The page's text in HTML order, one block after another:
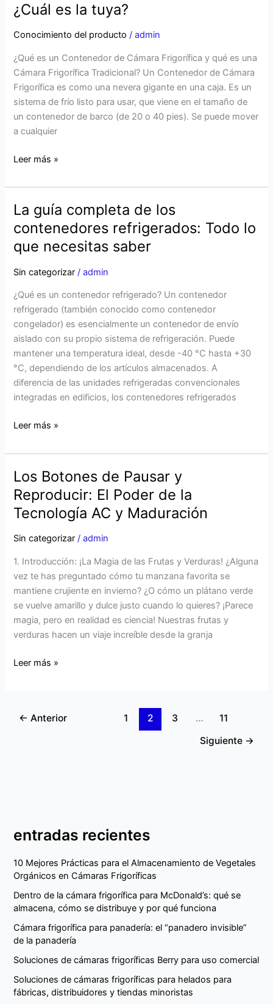
¿Cuál es la tuya?
Conocimiento del producto /admin
¿Qué es un Contenedor de Cámara Frigorífica y qué es una
Cámara Frigorífica Tradicional? Un Contenedor de Cámara
Frigorífica es como una nevera gigante en una caja. Es un
sistema de frío listo para usar, que viene en el tamaño de
un contenedor de barco (de 20 o 40 pies). Se puede mover
a cualquier
Frigorífica
vs.
Frigorífica
Tradicional:
¿Cuál
es
la
tuya?
Leer más »
La guía completa de los
contenedores refrigerados: Todo lo
que necesitas saber
Sin categorizar /admin
¿Qué es un contenedor refrigerado? Un contenedor
refrigerado (también conocido como contenedor
congelador) es esencialmente un contenedor de envío
aislado con su propio sistema de refrigeración. Puede
mantener una temperatura ideal, desde -40 °C hasta +30
°C, dependiendo de los artículos almacenados. A
diferencia de las unidades refrigeradas convencionales
integradas en edificios, los contenedores refrigerados
La
completa
de
los
contenedores
refrigerados:
Todo
lo
que
necesitas
saber
Leer más »
Los Botones de Pausar y
Reproducir: El Poder de la
Tecnología AC y Maduración
Sin categorizar /admin
1. Introducción: ¡La Magia de las Frutas y Verduras! ¿Alguna
vez te has preguntado cómo tu manzana favorita se
mantiene crujiente en invierno? ¿O cómo un plátano verde
se vuelve amarillo y dulce justo cuando lo quieres? ¡Parece
magia, pero en realidad es ciencia! Nuestras frutas y
verduras hacen un viaje increíble desde la granja
Los
Botones
de
Pausar
y
Reproducir:
El
Poder
de
la
Tecnología
AC
Maduración
Leer más »
← Anterior 1 2 3 …
11
Siguiente →
entradas recientes
10 Mejores Prácticas para el Almacenamiento de Vegetales
Orgánicos en Cámaras Frigoríficas
Dentro de la cámara frigorífica para McDonald’s: qué se
almacena, cómo se distribuye y por qué funciona
Cámara frigorífica para panadería: el “panadero invisible”
de la panadería
Soluciones de cámaras frigoríficas Berry para uso comercial
Soluciones de cámaras frigoríficas para helados para
fábricas, distribuidores y tiendas minoristas